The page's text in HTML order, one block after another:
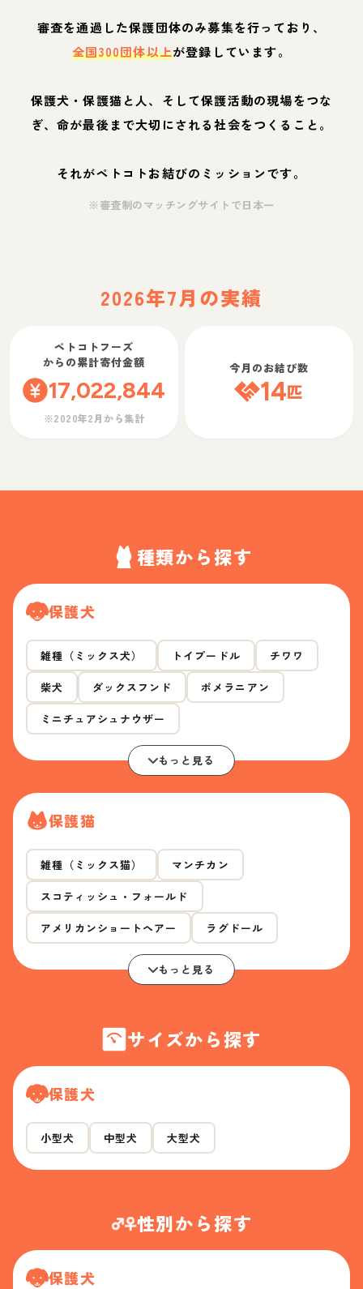
審査を通過した保護団体のみ募集を行っており、
全国300団体以上が登録しています。
保護犬・保護猫と人、そして保護活動の現場をつな
ぎ、命が最後まで大切にされる社会をつくること。
それがペトコトお結びのミッションです。
※審査制のマッチングサイトで日本一
2026年7月の実績
ペトコトフーズ
からの累計寄付金額
17,022,844
※2020年2月から集計
今月のお結び数
14匹
種類から探す
保護犬
雑種（ミックス犬） トイプードル チワワ
柴犬 ダックスフンド ポメラニアン
ミニチュアシュナウザー
もっと見る
保護猫
雑種（ミックス猫） マンチカン
スコティッシュ・フォールド
アメリカンショートヘアー ラグドール
もっと見る
サイズから探す
保護犬
小型犬 中型犬 大型犬
性別から探す
保護犬